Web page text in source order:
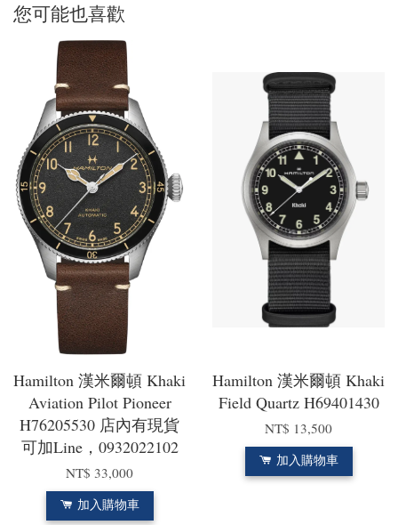
您可能也喜歡
Hamilton 漢米爾頓 Khaki
Aviation Pilot Pioneer
H76205530 店內有現貨
可加Line，0932022102
NT$ 33,000
加入購物車
Hamilton 漢米爾頓 Khaki
Field Quartz H69401430
NT$ 13,500
加入購物車